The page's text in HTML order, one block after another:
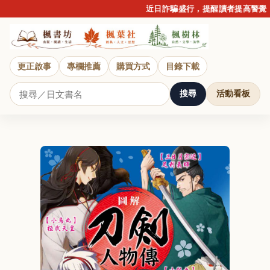
近日詐騙盛行，提醒讀者提高警覺，
更正啟事 專欄推薦 購買方式 目錄下載
搜尋 活動看板